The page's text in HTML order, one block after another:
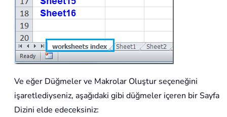
Ve eğer Düğmeler ve Makrolar Oluştur seçeneğini
işaretlediyseniz, aşağıdaki gibi düğmeler içeren bir Sayfa
Dizini elde edeceksiniz: